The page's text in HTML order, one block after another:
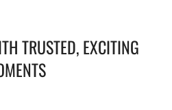
TRUSTED, EXCITING